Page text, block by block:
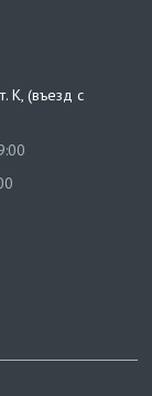
К, (въезд с